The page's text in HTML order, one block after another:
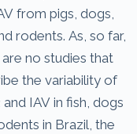
from pigs, dogs,
rodents. As, so far,
no studies that
the variability of
and IAV in fish, dogs
in Brazil, the